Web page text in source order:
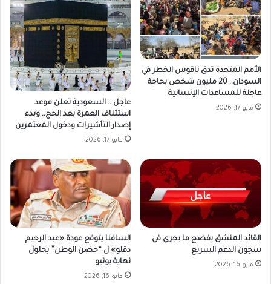
الأمم المتحدة تدق ناقوس الخطر في
السودان.. 20 مليون شخص بحاجة
عاجلة للمساعدات الإنسانية
مايو 17, 2026
عاجل .. السعودية تعلن موعد
استئناف العمرة بعد الحج.. وبدء
إصدار التأشيرات ودخول المعتمرين
مايو 17, 2026
القائد المنشق يفضح ما يجري في
سجون الدعم السريع
مايو 16, 2026
السافنا يتوقع عودة «عبد الرحيم
دقلو» ل “حضن الوطن” بحلول
نهاية يونيو
مايو 16, 2026